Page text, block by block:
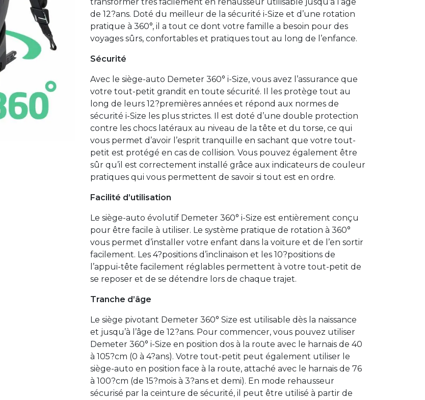
de 12?ans. Doté du meilleur de la sécurité i-Size et d’une rotation
pratique à 360°, il a tout ce dont votre famille a besoin pour des
voyages sûrs, confortables et pratiques tout au long de l’enfance.
Sécurité
Avec le siège-auto Demeter 360° i-Size, vous avez l’assurance que
votre tout-petit grandit en toute sécurité. Il les protège tout au
long de leurs 12?premières années et répond aux normes de
sécurité i-Size les plus strictes. Il est doté d’une double protection
contre les chocs latéraux au niveau de la tête et du torse, ce qui
vous permet d’avoir l’esprit tranquille en sachant que votre tout-
petit est protégé en cas de collision. Vous pouvez également être
sûr qu’il est correctement installé grâce aux indicateurs de couleur
pratiques qui vous permettent de savoir si tout est en ordre.
Facilité d’utilisation
Le siège-auto évolutif Demeter 360° i-Size est entièrement conçu
pour être facile à utiliser. Le système pratique de rotation à 360°
vous permet d’installer votre enfant dans la voiture et de l’en sortir
facilement. Les 4?positions d’inclinaison et les 10?positions de
l’appui-tête facilement réglables permettent à votre tout-petit de
se reposer et de se détendre lors de chaque trajet.
Tranche d’âge
Le siège pivotant Demeter 360° Size est utilisable dès la naissance
et jusqu’à l’âge de 12?ans. Pour commencer, vous pouvez utiliser
Demeter 360° i-Size en position dos à la route avec le harnais de 40
à 105?cm (0 à 4?ans). Votre tout-petit peut également utiliser le
siège-auto en position face à la route, attaché avec le harnais de 76
à 100?cm (de 15?mois à 3?ans et demi). En mode rehausseur
sécurisé par la ceinture de sécurité, il peut être utilisé à partir de